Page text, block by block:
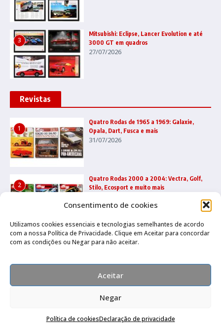
Consentimento de cookies
Utilizamos cookies essenciais e tecnologias semelhantes de acordo
com a nossa Política de Privacidade. Clique em Aceitar para concordar
com as condições ou Negar para não aceitar.
Aceitar
Negar
Política de cookiesDeclaração de privacidade
3
Mitsubishi: Eclipse, Lancer Evolution e até
3000 GT em quadros
27/07/2026
Revistas
1
Quatro Rodas de 1965 a 1969: Galaxie,
Opala, Dart, Fusca e mais
31/07/2026
2
Quatro Rodas 2000 a 2004: Vectra, Golf,
Stilo, Ecosport e muito mais
3
Quatro Rodas 1995 a 1999: Ka, Marea,
grandes esportivos e mais